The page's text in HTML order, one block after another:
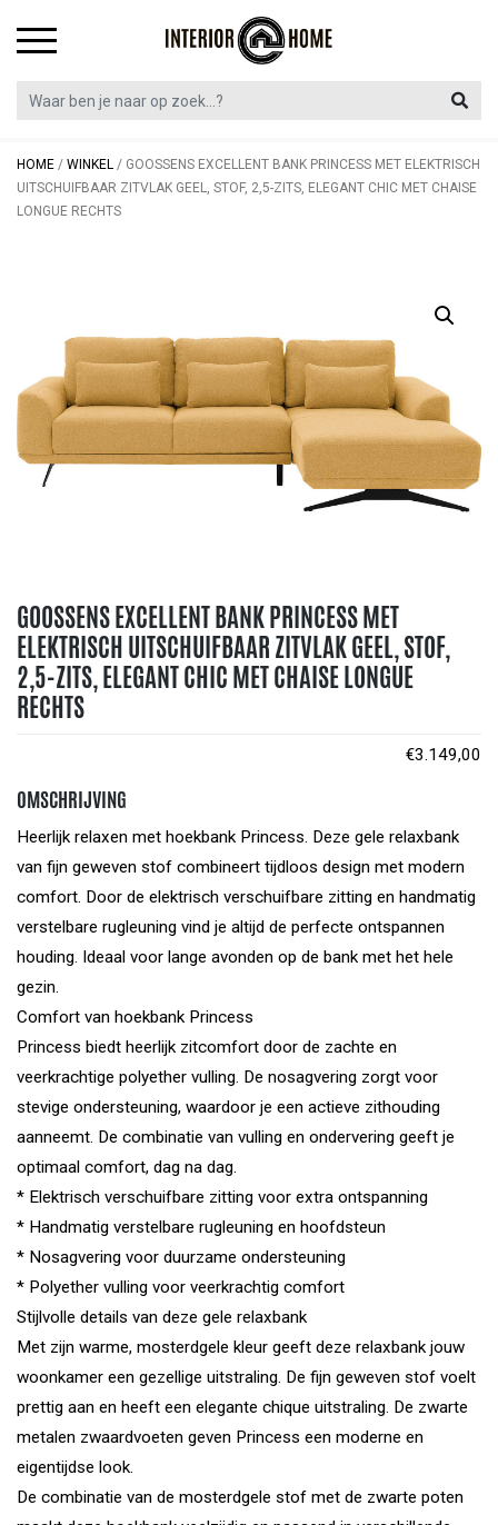
HOME / WINKEL / GOOSSENS EXCELLENT BANK PRINCESS MET ELEKTRISCH
UITSCHUIFBAAR ZITVLAK GEEL, STOF, 2,5-ZITS, ELEGANT CHIC MET CHAISE
LONGUE RECHTS
GOOSSENS EXCELLENT BANK PRINCESS MET
ELEKTRISCH UITSCHUIFBAAR ZITVLAK GEEL, STOF,
2,5-ZITS, ELEGANT CHIC MET CHAISE LONGUE
RECHTS
€3.149,00
OMSCHRIJVING
Heerlijk relaxen met hoekbank Princess. Deze gele relaxbank
van fijn geweven stof combineert tijdloos design met modern
comfort. Door de elektrisch verschuifbare zitting en handmatig
verstelbare rugleuning vind je altijd de perfecte ontspannen
houding. Ideaal voor lange avonden op de bank met het hele
gezin.
Comfort van hoekbank Princess
Princess biedt heerlijk zitcomfort door de zachte en
veerkrachtige polyether vulling. De nosagvering zorgt voor
stevige ondersteuning, waardoor je een actieve zithouding
aanneemt. De combinatie van vulling en ondervering geeft je
optimaal comfort, dag na dag.
* Elektrisch verschuifbare zitting voor extra ontspanning
* Handmatig verstelbare rugleuning en hoofdsteun
* Nosagvering voor duurzame ondersteuning
* Polyether vulling voor veerkrachtig comfort
Stijlvolle details van deze gele relaxbank
Met zijn warme, mosterdgele kleur geeft deze relaxbank jouw
woonkamer een gezellige uitstraling. De fijn geweven stof voelt
prettig aan en heeft een elegante chique uitstraling. De zwarte
metalen zwaardvoeten geven Princess een moderne en
eigentijdse look.
De combinatie van de mosterdgele stof met de zwarte poten